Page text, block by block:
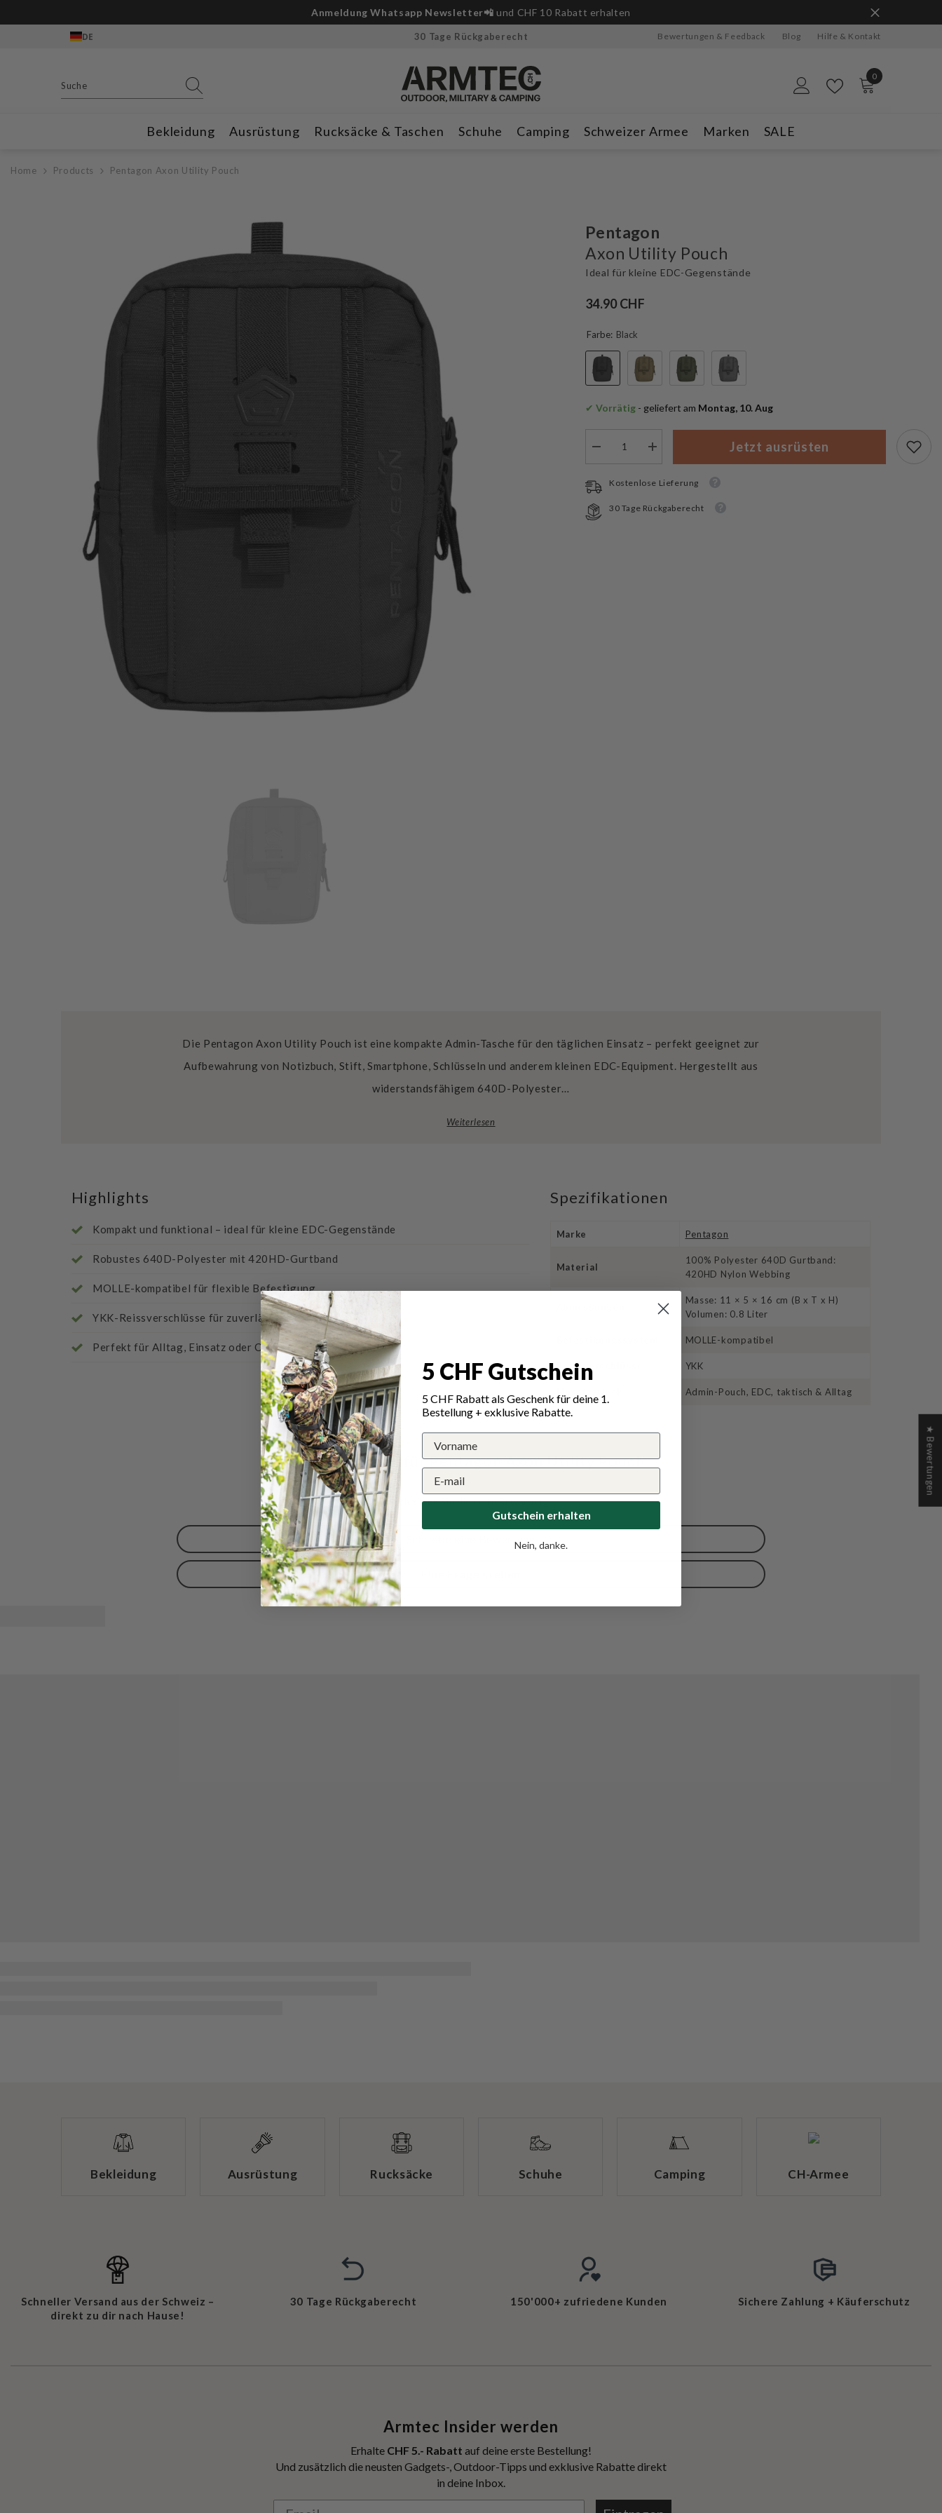
Anmeldung Whatsapp Newsletter📲 und CHF 10 Rabatt erhalten
DE 30 Tage Rückgaberecht Bewertungen & Feedback Blog Hilfe & Kontakt
0
0
Bekleidung Ausrüstung Rucksäcke & Taschen Schuhe Camping Schweizer Armee Marken SALE
Home Products Pentagon Axon Utility Pouch
Pentagon
Axon Utility Pouch
Ideal für kleine EDC-Gegenstände
34.90 CHF
Farbe: Black
✔ Vorrätig - geliefert am Montag, 10. Aug
Pentagon
Axon
Utility
Pouch
Menge
Pentagon
Utility
Pouch
Jetzt ausrüsten
Kostenlose Lieferung
30 Tage Rückgaberecht
Die Pentagon Axon Utility Pouch ist eine kompakte Admin-Tasche für den täglichen Einsatz – perfekt geeignet zur
Aufbewahrung von Notizbuch, Stift, Smartphone, Schlüsseln und anderem kleinen EDC-Equipment. Hergestellt aus
widerstandsfähigem 640D-Polyester…
Weiterlesen
Highlights
Kompakt und funktional – ideal für kleine EDC-Gegenstände
Robustes 640D-Polyester mit 420HD-Gurtband
MOLLE-kompatibel für flexible Befestigung
YKK-Reissverschlüsse für zuverlässigen Zugriff
Perfekt für Alltag, Einsatz oder Outdoor-Abenteuer
Spezifikationen
Marke Pentagon
Material
100% Polyester 640D Gurtband:
420HD Nylon Webbing
Masse: 11 × 5 × 16 cm (B x T x H)
Volumen: 0.8 Liter
MOLLE-kompatibel
Reissverschlüsse YKK
Admin-Pouch, EDC, taktisch & Alltag
Bewertungen für Pentagon Axon Utility Pouch
Schreiben Sie die erste Bewertung
Bekleidung Ausrüstung Rucksäcke Schuhe Camping CH-Armee
Schneller Versand aus der Schweiz –
direkt zu dir nach Hause!
30 Tage Rückgaberecht 150'000+ zufriedene Kunden Sichere Zahlung + Käuferschutz
Armtec Insider werden
Erhalte CHF 5.- Rabatt auf deine erste Bestellung!
Und zusätzlich die neusten Gadgets-, Outdoor-Tipps und exklusive Rabatte direkt
in deine Inbox.
★ Bewertungen
5 CHF Gutschein
5 CHF Rabatt als Geschenk für deine 1.
Bestellung + exklusive Rabatte.
Gutschein erhalten
Nein, danke.